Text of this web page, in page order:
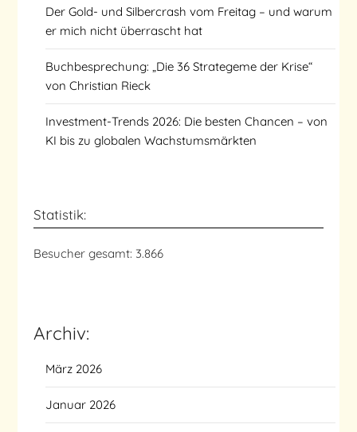
Der Gold- und Silbercrash vom Freitag – und warum
er mich nicht überrascht hat
Buchbesprechung: „Die 36 Strategeme der Krise“
von Christian Rieck
Investment-Trends 2026: Die besten Chancen – von
KI bis zu globalen Wachstumsmärkten
Statistik:
Besucher gesamt: 3.866
Archiv:
März 2026
Januar 2026